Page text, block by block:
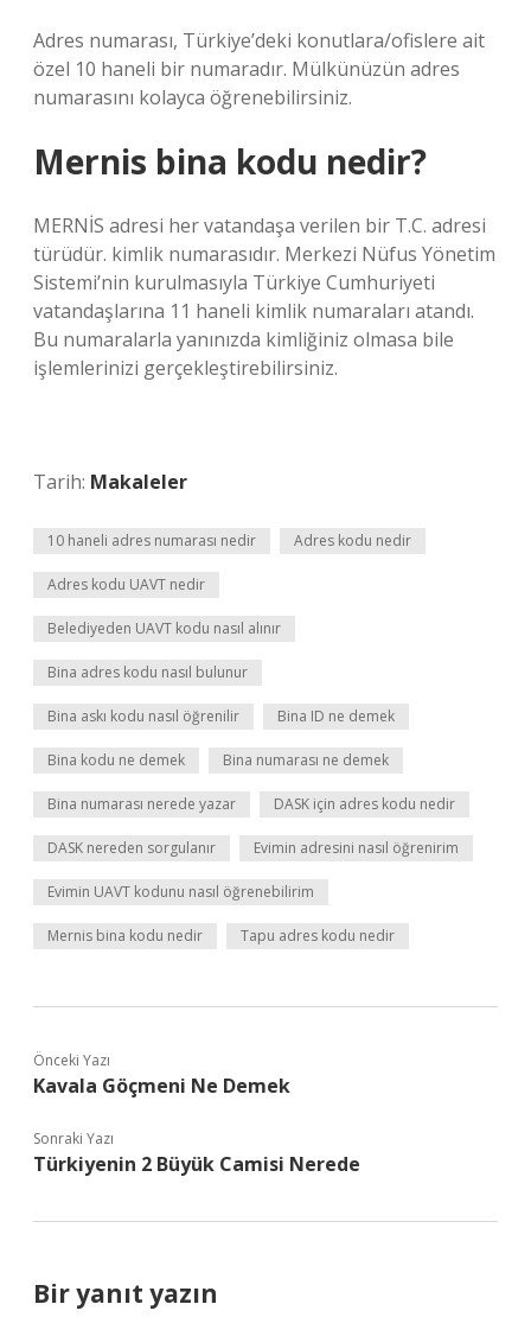
Adres numarası, Türkiye’deki konutlara/ofislere ait
özel 10 haneli bir numaradır. Mülkünüzün adres
numarasını kolayca öğrenebilirsiniz.
Mernis bina kodu nedir?
MERNİS adresi her vatandaşa verilen bir T.C. adresi
türüdür. kimlik numarasıdır. Merkezi Nüfus Yönetim
Sistemi’nin kurulmasıyla Türkiye Cumhuriyeti
vatandaşlarına 11 haneli kimlik numaraları atandı.
Bu numaralarla yanınızda kimliğiniz olmasa bile
işlemlerinizi gerçekleştirebilirsiniz.
Tarih: Makaleler
10 haneli adres numarası nedir Adres kodu nedir
Adres kodu UAVT nedir
Belediyeden UAVT kodu nasıl alınır
Bina adres kodu nasıl bulunur
Bina askı kodu nasıl öğrenilir Bina ID ne demek
Bina kodu ne demek Bina numarası ne demek
Bina numarası nerede yazar DASK için adres kodu nedir
DASK nereden sorgulanır Evimin adresini nasıl öğrenirim
Evimin UAVT kodunu nasıl öğrenebilirim
Mernis bina kodu nedir Tapu adres kodu nedir
Önceki Yazı
Kavala Göçmeni Ne Demek
Sonraki Yazı
Türkiyenin 2 Büyük Camisi Nerede
Bir yanıt yazın